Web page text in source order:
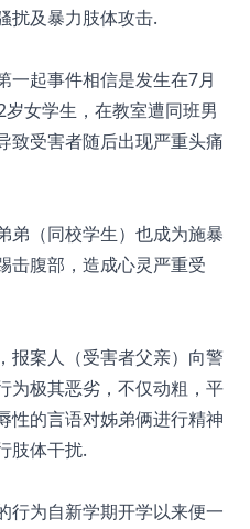
扰及暴力肢体攻击.
一起事件相信是发生在7月
女学生，在教室遭同班男
致受害者随后出现严重头痛
弟（同校学生）也成为施暴
击腹部，造成心灵严重受
报案人（受害者父亲）向警
为极其恶劣，不仅动粗，平
性的言语对姊弟俩进行精神
肢体干扰.
行为自新学期开学以来便一